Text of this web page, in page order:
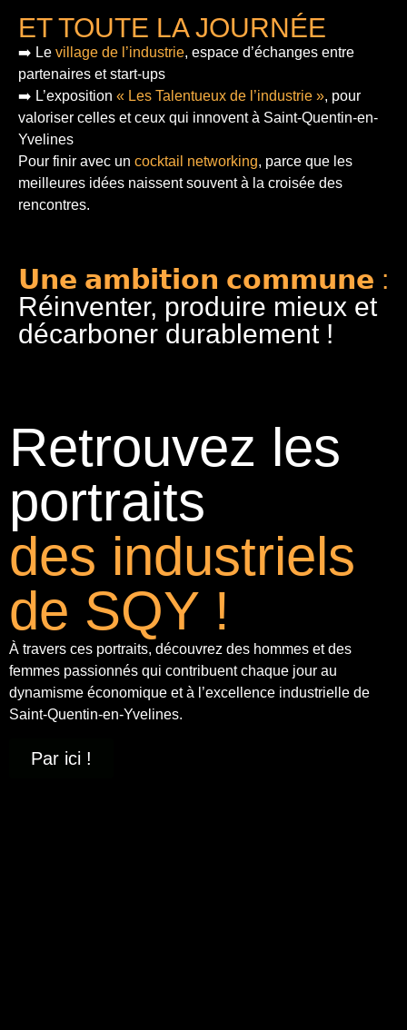
ET TOUTE LA JOURNÉE
➡️ Le village de l’industrie, espace d’échanges entre
partenaires et start-ups
➡️ L’exposition « Les Talentueux de l’industrie », pour
valoriser celles et ceux qui innovent à Saint-Quentin-en-
Yvelines
Pour finir avec un cocktail networking, parce que les
meilleures idées naissent souvent à la croisée des
rencontres.
𝗨𝗻𝗲 𝗮𝗺𝗯𝗶𝘁𝗶𝗼𝗻 𝗰𝗼𝗺𝗺𝘂𝗻𝗲 :
Réinventer, produire mieux et
décarboner durablement !
Retrouvez les
portraits
des industriels
de SQY !
À travers ces portraits, découvrez des hommes et des
femmes passionnés qui contribuent chaque jour au
dynamisme économique et à l’excellence industrielle de
Saint-Quentin-en-Yvelines.
Par ici !